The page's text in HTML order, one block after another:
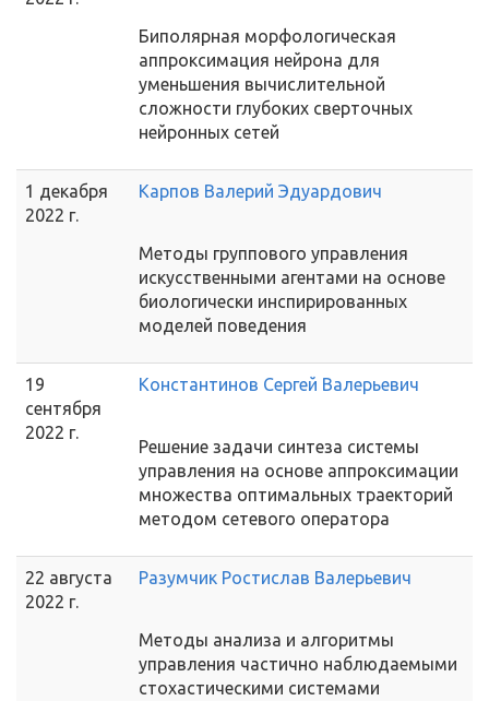
Биполярная морфологическая
аппроксимация нейрона для
уменьшения вычислительной
сложности глубоких сверточных
нейронных сетей
1 декабря
2022 г.
Карпов Валерий Эдуардович
Методы группового управления
искусственными агентами на основе
биологически инспирированных
моделей поведения
19
сентября
2022 г.
Константинов Сергей Валерьевич
Решение задачи синтеза системы
управления на основе аппроксимации
множества оптимальных траекторий
методом сетевого оператора
22 августа
2022 г.
Разумчик Ростислав Валерьевич
Методы анализа и алгоритмы
управления частично наблюдаемыми
стохастическими системами